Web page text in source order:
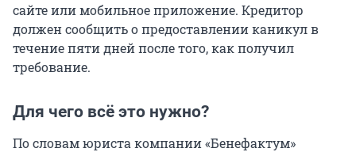
сайте или мобильное приложение. Кредитор
должен сообщить о предоставлении каникул в
течение пяти дней после того, как получил
требование.
Для чего всё это нужно?
По словам юриста компании «Бенефактум»